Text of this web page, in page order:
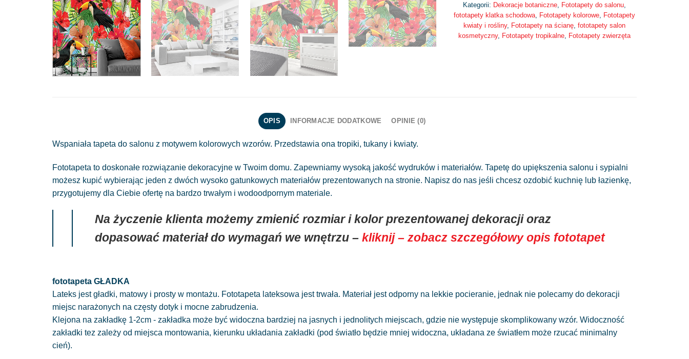
Kategorii: Dekoracje botaniczne Fototapety do salonu
fototapety klatka schodowa Fototapety kolorowe Fototapety
kwiaty i rośliny, Fototapety na ścianę fototapety salon
kosmetyczny, Fototapety tropikalne Fototapety zwierzęta
OPIS INFORMACJE DODATKOWE OPINIE (0)
Wspaniała tapeta do salonu z motywem kolorowych wzorów. Przedstawia ona tropiki, tukany i kwiaty.
Fototapeta to doskonałe rozwiązanie dekoracyjne w Twoim domu. Zapewniamy wysoką jakość wydruków i materiałów. Tapetę do upiększenia salonu i sypialni
możesz kupić wybierając jeden z dwóch wysoko gatunkowych materiałów prezentowanych na stronie. Napisz do nas jeśli chcesz ozdobić kuchnię lub łazienkę,
przygotujemy dla Ciebie ofertę na bardzo trwałym i wodoodpornym materiale.
Na życzenie klienta możemy zmienić rozmiar i kolor prezentowanej dekoracji oraz
dopasować materiał do wymagań we wnętrzu –kliknij – zobacz szczegółowy opis fototapet
fototapeta GŁADKA
Lateks jest gładki, matowy i prosty w montażu. Fototapeta lateksowa jest trwała. Materiał jest odporny na lekkie pocieranie, jednak nie polecamy do dekoracji
miejsc narażonych na częsty dotyk i mocne zabrudzenia.
Klejona na zakładkę 1-2cm - zakładka może być widoczna bardziej na jasnych i jednolitych miejscach, gdzie nie występuje skomplikowany wzór. Widoczność
zakładki tez zależy od miejsca montowania, kierunku układania zakładki (pod światło będzie mniej widoczna, układana ze światłem może rzucać minimalny
cień).